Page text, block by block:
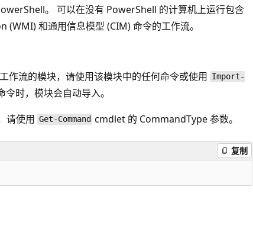
。 可以在没有 PowerShell 的计算机上运行包含
和通用信息模型 (CIM) 命令的工作流。
作流的模块，请使用该模块中的任何命令或使用 Import-
时，模块会自动导入。
请使用 Get-Command cmdlet 的 CommandType参数。
复制